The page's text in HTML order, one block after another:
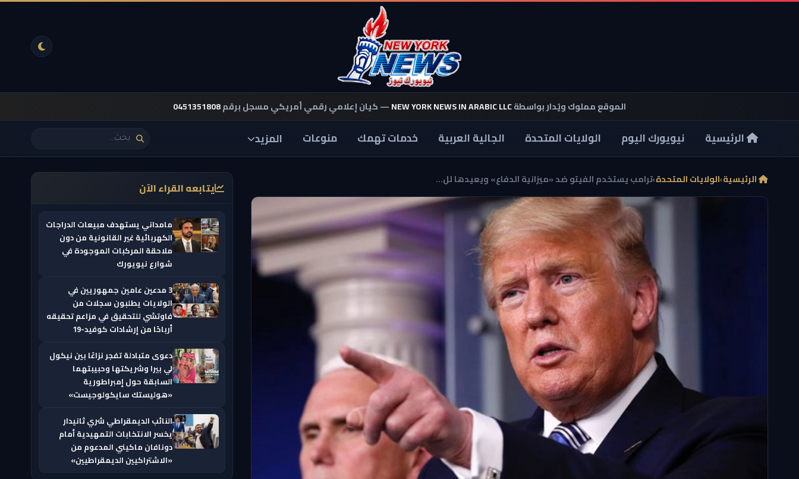
الموقع مملوك ويُدار بواسطةNEW YORK NEWS IN ARABIC LLC— كيان إعلامي رقمي أمريكي مسجل برقم0451351808
الرئيسية نيويورك اليوم الولايات المتحدة الجالية العربية خدمات تهمك منوعات المزيد
الرئيسية›الولايات المتحدة›ترامب يستخدم الفيتو ضد «ميزانية الدفاع» ويعيدها لل... يتابعه القراء الآن
مامداني يستهدف مبيعات الدراجات
الكهربائية غير القانونية من دون
ملاحقة المركبات الموجودة في
شوارع نيويورك
3 مدعين عامين جمهوريين في
الولايات يطلبون سجلات من
فاوتشي للتحقيق في مزاعم تحقيقه
أرباحًا من إرشادات كوفيد-19
دعوى متبادلة تفجر نزاعًا بين نيكول
لي بيرا وشريكتها وحبيبتهما
السابقة حول إمبراطورية
«هوليستك سايكولوجيست»
النائب الديمقراطي شري ثانيدار
يخسر الانتخابات التمهيدية أمام
دونافان ماكيني المدعوم من
«الاشتراكيين الديمقراطيين»